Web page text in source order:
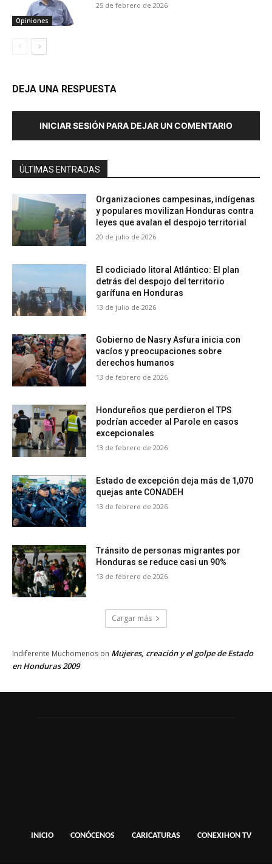
Opiniones
25 de febrero de 2026
DEJA UNA RESPUESTA
INICIAR SESIÓN PARA DEJAR UN COMENTARIO
ÚLTIMAS ENTRADAS
Organizaciones campesinas, indígenas
y populares movilizan Honduras contra
leyes que avalan el despojo territorial
20 de julio de 2026
El codiciado litoral Atlántico: El plan
detrás del despojo del territorio
garífuna en Honduras
13 de julio de 2026
Gobierno de Nasry Asfura inicia con
vacíos y preocupaciones sobre
derechos humanos
13 de febrero de 2026
Hondureños que perdieron el TPS
podrían acceder al Parole en casos
excepcionales
13 de febrero de 2026
Estado de excepción deja más de 1,070
quejas ante CONADEH
13 de febrero de 2026
Tránsito de personas migrantes por
Honduras se reduce casi un 90%
13 de febrero de 2026
Cargar más
Indiferente Muchomenos on Mujeres, creación y el golpe de Estado
en Honduras 2009
INICIO CONÓCENOS CARICATURAS CONEXIHON TV